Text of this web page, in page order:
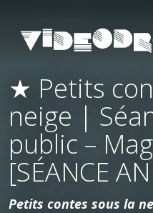
★ Petits
neige |
public –
[SÉANCE
Petits contes sous la